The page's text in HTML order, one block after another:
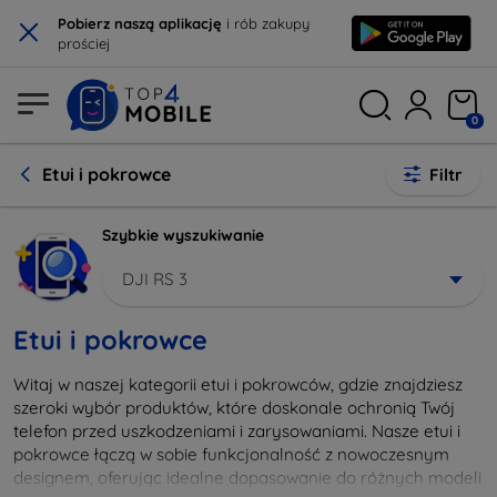
× Pobierz naszą aplikację i rób zakupy
prościej
0
Etui i pokrowce Filtr
Szybkie wyszukiwanie
DJI RS 3
Etui i pokrowce
Witaj w naszej kategorii etui i pokrowców, gdzie znajdziesz
szeroki wybór produktów, które doskonale ochronią Twój
telefon przed uszkodzeniami i zarysowaniami. Nasze etui i
pokrowce łączą w sobie funkcjonalność z nowoczesnym
designem, oferując idealne dopasowanie do różnych modeli